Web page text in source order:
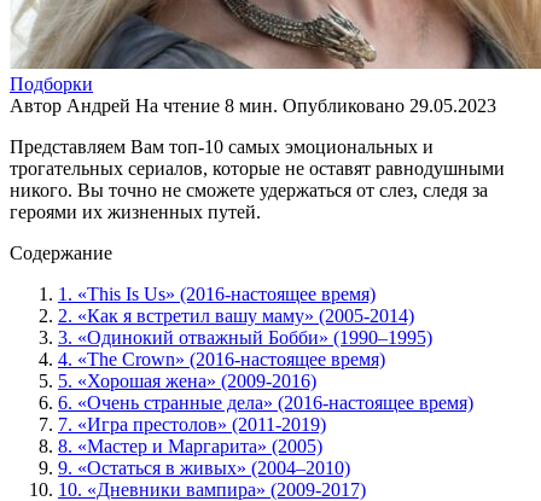
Подборки
Автор Андрей На чтение 8 мин. Опубликовано 29.05.2023
Представляем Вам топ-10 самых эмоциональных и
трогательных сериалов, которые не оставят равнодушными
никого. Вы точно не сможете удержаться от слез, следя за
героями их жизненных путей.
Содержание
1. «This Is Us» (2016-настоящее время)
2. «Как я встретил вашу маму» (2005-2014)
3. «Одинокий отважный Бобби» (1990–1995)
4. «The Crown» (2016-настоящее время)
5. «Хорошая жена» (2009-2016)
6. «Очень странные дела» (2016-настоящее время)
7. «Игра престолов» (2011-2019)
8. «Мастер и Маргарита» (2005)
9. «Остаться в живых» (2004–2010)
10. «Дневники вампира» (2009-2017)